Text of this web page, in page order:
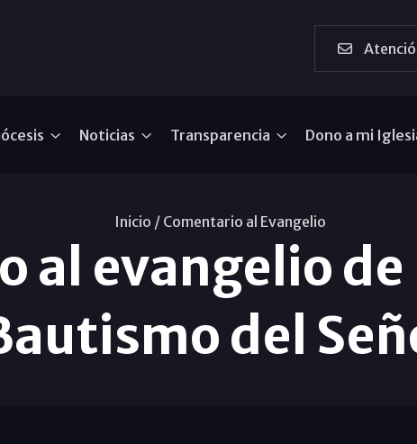
Noticias Transparencia Dono a mi
Inicio / Comentario al Evangelio
al evangelio de
del